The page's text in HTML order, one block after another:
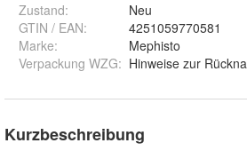
Zustand:
Neu
GTIN / EAN:
4251059770581
Marke:
Mephisto
Verpackung WZG: Hinweise zur
Kurzbeschreibung